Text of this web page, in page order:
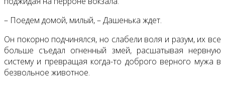
– Поедем домой, милый, – Дашенька ждет.
Он покорно подчинялся, но слабели воля и разум, их все
больше съедал огненный змей, расшатывая нервную
систему и превращая когда-то доброго верного мужа в
безвольное животное.